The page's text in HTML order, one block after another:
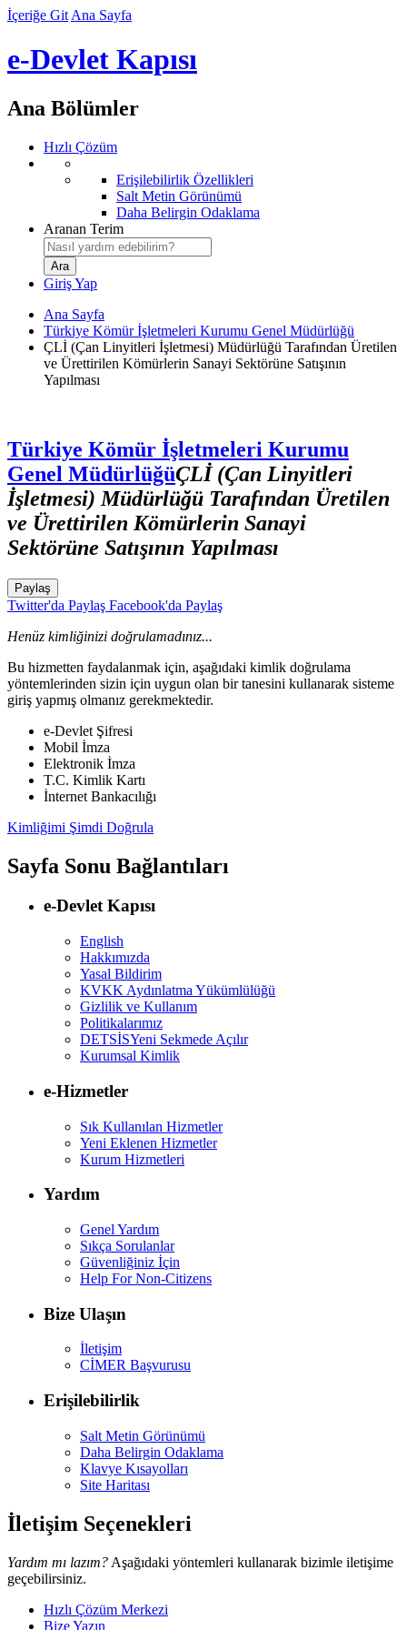
İçeriğe Git Ana Sayfa
e-Devlet Kapısı
Ana Bölümler
Hızlı Çözüm
Erişilebilirlik Özellikleri
Salt Metin Görünümü
Daha Belirgin Odaklama
Aranan Terim
Giriş Yap
Ana Sayfa
Türkiye Kömür İşletmeleri Kurumu Genel Müdürlüğü
ÇLİ (Çan Linyitleri İşletmesi) Müdürlüğü Tarafından Üretilen
ve Ürettirilen Kömürlerin Sanayi Sektörüne Satışının
Yapılması
Türkiye Kömür İşletmeleri Kurumu
Genel MüdürlüğüÇLİ (Çan Linyitleri
İşletmesi) Müdürlüğü Tarafından Üretilen
ve Ürettirilen Kömürlerin Sanayi
Sektörüne Satışının Yapılması
Paylaş
Twitter'da Paylaş Facebook'da Paylaş
Henüz kimliğinizi doğrulamadınız...
Bu hizmetten faydalanmak için, aşağıdaki kimlik doğrulama
yöntemlerinden sizin için uygun olan bir tanesini kullanarak sisteme
giriş yapmış olmanız gerekmektedir.
e-Devlet Şifresi
Mobil İmza
Elektronik İmza
T.C. Kimlik Kartı
İnternet Bankacılığı
Kimliğimi Şimdi Doğrula
Sayfa Sonu Bağlantıları
e-Devlet Kapısı
English
Hakkımızda
Yasal Bildirim
KVKK Aydınlatma Yükümlülüğü
Gizlilik ve Kullanım
Politikalarımız
DETSİSYeni Sekmede Açılır
Kurumsal Kimlik
e-Hizmetler
Sık Kullanılan Hizmetler
Yeni Eklenen Hizmetler
Kurum Hizmetleri
Yardım
Genel Yardım
Sıkça Sorulanlar
Güvenliğiniz İçin
Help For Non-Citizens
Bize Ulaşın
İletişim
CİMER Başvurusu
Erişilebilirlik
Salt Metin Görünümü
Daha Belirgin Odaklama
Klavye Kısayolları
Site Haritası
İletişim Seçenekleri
Yardım mı lazım? Aşağıdaki yöntemleri kullanarak bizimle iletişime
geçebilirsiniz.
Hızlı Çözüm Merkezi
Bize Yazın